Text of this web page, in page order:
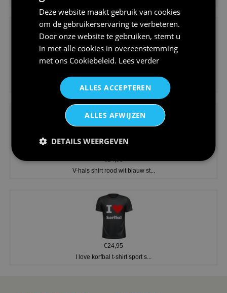
Koningsdag shirt heren v-hals ...
€24,95
V-hals shirt rood wit blauw st...
€24,95
I love korfbal t-shirt sport s...
Deze website maakt gebruik van cookies
om de gebruikerservaring te verbeteren.
Door onze website te gebruiken, stemt u
in met alle cookies in overeenstemming
met ons Cookiebeleid. Lees verder
ALLES ACCEPTEREN
ALLES AFWIJZEN
DETAILS WEERGEVEN